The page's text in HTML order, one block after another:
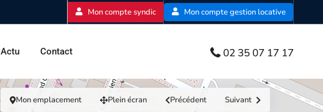
Mon compte syndic Mon compte gestion locative
Actu Contact 02 35 07 17 17
Mon emplacement Plein écran Précédent Suivant